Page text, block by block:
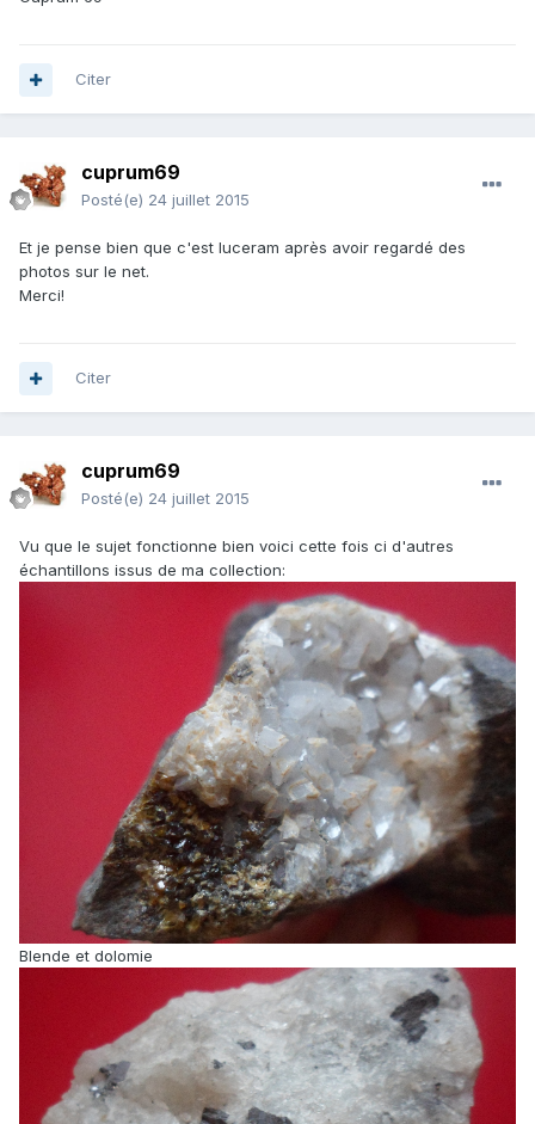
Citer
cuprum69
Posté(e) 24 juillet 2015
Et je pense bien que c'est luceram après avoir regardé des
photos sur le net.
Merci!
Citer
cuprum69
Posté(e) 24 juillet 2015
Vu que le sujet fonctionne bien voici cette fois ci d'autres
échantillons issus de ma collection:
Blende et dolomie